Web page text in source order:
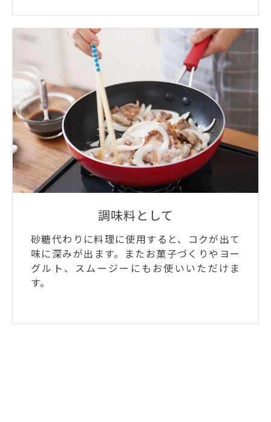
調味料として
砂糖代わりに料理に使用すると、コクが出て
味に深みが出ます。またお菓子づくりやヨー
グルト、スムージーにもお使いいただけま
す。